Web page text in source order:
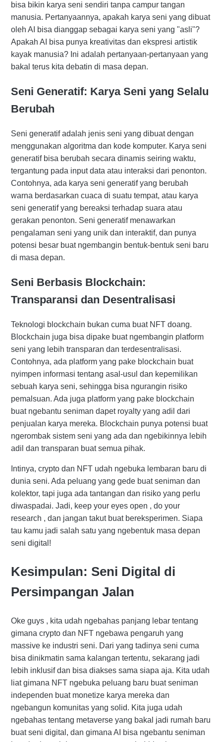
bisa bikin karya seni sendiri tanpa campur tangan
manusia. Pertanyaannya, apakah karya seni yang dibuat
oleh AI bisa dianggap sebagai karya seni yang "asli"?
Apakah AI bisa punya kreativitas dan ekspresi artistik
kayak manusia? Ini adalah pertanyaan-pertanyaan yang
bakal terus kita debatin di masa depan.
Seni Generatif: Karya Seni yang Selalu
Berubah
Seni generatif adalah jenis seni yang dibuat dengan
menggunakan algoritma dan kode komputer. Karya seni
generatif bisa berubah secara dinamis seiring waktu,
tergantung pada input data atau interaksi dari penonton.
Contohnya, ada karya seni generatif yang berubah
warna berdasarkan cuaca di suatu tempat, atau karya
seni generatif yang bereaksi terhadap suara atau
gerakan penonton. Seni generatif menawarkan
pengalaman seni yang unik dan interaktif, dan punya
potensi besar buat ngembangin bentuk-bentuk seni baru
di masa depan.
Seni Berbasis Blockchain:
Transparansi dan Desentralisasi
Teknologi blockchain bukan cuma buat NFT doang.
Blockchain juga bisa dipake buat ngembangin platform
seni yang lebih transparan dan terdesentralisasi.
Contohnya, ada platform yang pake blockchain buat
nyimpen informasi tentang asal-usul dan kepemilikan
sebuah karya seni, sehingga bisa ngurangin risiko
pemalsuan. Ada juga platform yang pake blockchain
buat ngebantu seniman dapet royalty yang adil dari
penjualan karya mereka. Blockchain punya potensi buat
ngerombak sistem seni yang ada dan ngebikinnya lebih
adil dan transparan buat semua pihak.
Intinya, crypto dan NFT udah ngebuka lembaran baru di
dunia seni. Ada peluang yang gede buat seniman dan
kolektor, tapi juga ada tantangan dan risiko yang perlu
diwaspadai. Jadi, keep your eyes open , do your
research , dan jangan takut buat bereksperimen. Siapa
tau kamu jadi salah satu yang ngebentuk masa depan
seni digital!
Kesimpulan: Seni Digital di
Persimpangan Jalan
Oke guys , kita udah ngebahas panjang lebar tentang
gimana crypto dan NFT ngebawa pengaruh yang
massive ke industri seni. Dari yang tadinya seni cuma
bisa dinikmatin sama kalangan tertentu, sekarang jadi
lebih inklusif dan bisa diakses sama siapa aja. Kita udah
liat gimana NFT ngebuka peluang baru buat seniman
independen buat monetize karya mereka dan
ngebangun komunitas yang solid. Kita juga udah
ngebahas tentang metaverse yang bakal jadi rumah baru
buat seni digital, dan gimana AI bisa ngebantu seniman